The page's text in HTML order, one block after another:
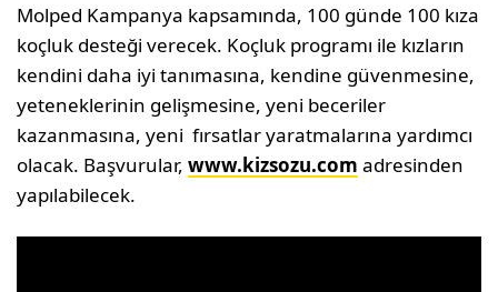
Molped Kampanya kapsamında, 100 günde 100 kıza
koçluk desteği verecek. Koçluk programı ile kızların
kendini daha iyi tanımasına, kendine güvenmesine,
yeteneklerinin gelişmesine, yeni beceriler
kazanmasına, yeni fırsatlar yaratmalarına yardımcı
olacak. Başvurular,www.kizsozu.com adresinden
yapılabilecek.